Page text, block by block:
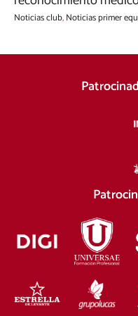
Noticias club,Noticias primer